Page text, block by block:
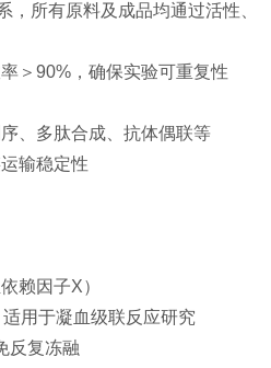
，所有原料及成品均通过活性、
＞90%，确保实验可重复性
、多肽合成、抗体偶联等
输稳定性
依赖因子X）
用于凝血级联反应研究
反复冻融